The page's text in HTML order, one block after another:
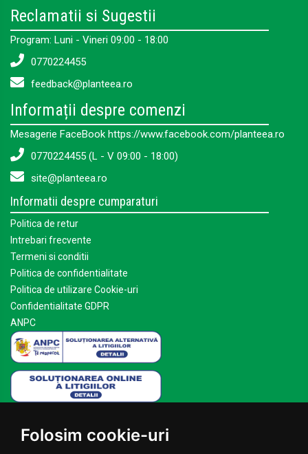
Folosim cookie-uri
Reclamatii si Sugestii
Program: Luni - Vineri 09:00 - 18:00
0770224455
feedback@planteea.ro
Informații despre comenzi
Mesagerie FaceBook https://www.facebook.com/planteea.ro
0770224455 (L - V 09:00 - 18:00)
site@planteea.ro
Informatii despre cumparaturi
Politica de retur
Intrebari frecvente
Termeni si conditii
Politica de confidentialitate
Politica de utilizare Cookie-uri
Confidentialitate GDPR
ANPC
Acasa